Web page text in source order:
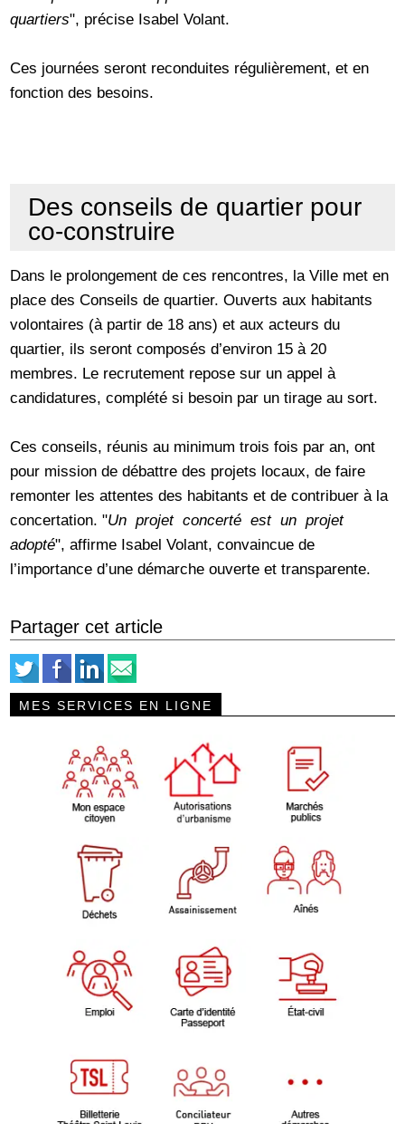
quartiers", précise Isabel Volant.
Ces journées seront reconduites régulièrement, et en
fonction des besoins.
Des conseils de quartier pour
co-construire
Dans le prolongement de ces rencontres, la Ville met en
place des Conseils de quartier. Ouverts aux habitants
volontaires (à partir de 18 ans) et aux acteurs du
quartier, ils seront composés d’environ 15 à 20
membres. Le recrutement repose sur un appel à
candidatures, complété si besoin par un tirage au sort.
Ces conseils, réunis au minimum trois fois par an, ont
pour mission de débattre des projets locaux, de faire
remonter les attentes des habitants et de contribuer à la
concertation. "Un projet concerté est un projet
adopté", affirme Isabel Volant, convaincue de
l’importance d’une démarche ouverte et transparente.
Partager cet article
MES SERVICES EN LIGNE